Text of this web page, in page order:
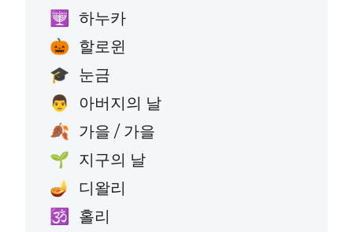
🕎 하누카
🎃 할로윈
🎓 눈금
👨 아버지의 날
🍂 가을 / 가을
🌱 지구의 날
🪔 디왈리
🕉️ 홀리